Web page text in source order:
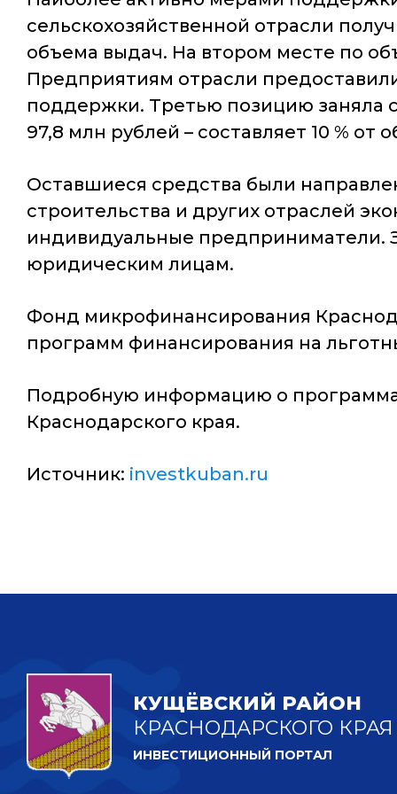
сельскохозяйственной отрасли
объема выдач. На втором месте по
Предприятиям отрасли
поддержки. Третью позицию заняла
97,8 млн рублей – составляет 10 %
Оставшиеся средства были
строительства и других отраслей
индивидуальные предприниматели.
юридическим лицам.
Фонд микрофинансирования
программ финансирования на
Подробную информацию о
Краснодарского края.
Источник: investkuban.ru
КУЩЁВСКИЙ РАЙОН
КРАСНОДАРСКОГО КРАЯ
ИНВЕСТИЦИОННЫЙ ПОРТАЛ